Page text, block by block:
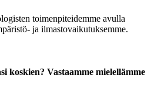
toimenpiteidemme avulla
ja ilmastovaikutuksemme.
koskien? Vastaamme mielellämme